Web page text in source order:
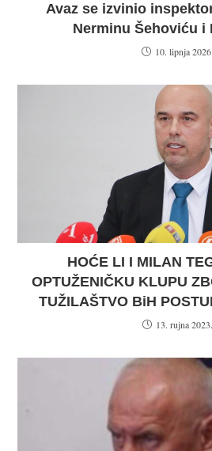
Avaz se izvinio
Nerminu Šehoviću i
10. lipnja 2026.
HOĆE LI I MILAN
OPTUŽENIČKU KLUPU
TUŽILAŠTVO BiH
13. rujna 2023.